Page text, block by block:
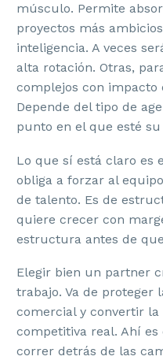
músculo. Permite
proyectos más
inteligencia. A veces
alta rotación. Otras,
complejos con impacto
Depende del tipo de
punto en el que esté su
Lo que sí está claro es
obliga a forzar al
de talento. Es de
quiere crecer con
estructura antes de
Elegir bien un partner
trabajo. Va de proteger
comercial y convertir
competitiva real. Ahí es
correr detrás de las